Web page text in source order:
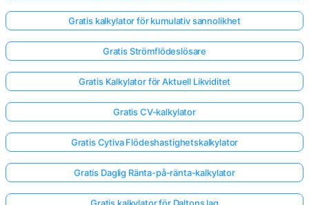
Gratis kalkylator för kumulativ sannolikhet
Gratis Strömflödeslösare
Gratis Kalkylator för Aktuell Likviditet
Gratis CV-kalkylator
Gratis Cytiva Flödeshastighetskalkylator
Gratis Daglig Ränta-på-ränta-kalkylator